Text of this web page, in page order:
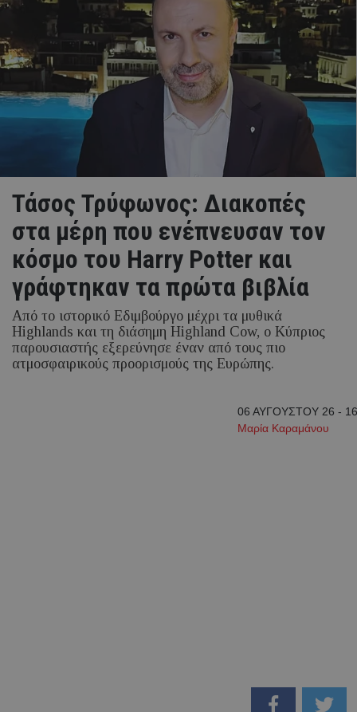
Τάσος Τρύφωνος: Διακοπές
στα μέρη που ενέπνευσαν τον
κόσμο του Harry Potter και
γράφτηκαν τα πρώτα βιβλία
Από το ιστορικό Εδιμβούργο μέχρι τα μυθικά
Highlands και τη διάσημη Highland Cow, ο Κύπριος
παρουσιαστής εξερεύνησε έναν από τους πιο
ατμοσφαιρικούς προορισμούς της Ευρώπης.
06 ΑΥΓΟΥΣΤΟΥ 26 -
Μαρία Καραμάνου